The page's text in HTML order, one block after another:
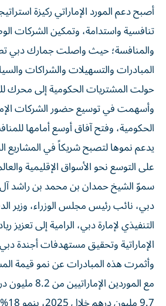
أصبح دعم المورد الإماراتي ركيزة
تنافسية واستدامة، وتمكين الشركات
والمنافسة؛ حيث واصلت جمارك دبي
المبادرات والتسهيلات والشراكات
حولت المشتريات الحكومية إلى محرك
وأسهمت في توسيع حضور الشركات
الحكومية، وفتح آفاق أوسع أمامها
يدعم نموها لتصبح شريكاً في المشاريع
على التوسع نحو الأسواق الإقليمية
سموّ الشيخ حمدان بن محمد بن راشد
دبي، نائب رئيس مجلس الوزراء، وزير
التنفيذي لإمارة دبي، الرامية إلى تعزيز
الإماراتية وتحقيق مستهدفات أجندة
وأثمرت هذه المبادرات عن نمو قيمة